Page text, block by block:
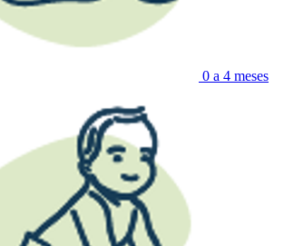
0 a 4 meses